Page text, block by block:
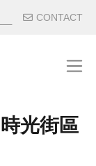
輔助選
CONTACT
光街區